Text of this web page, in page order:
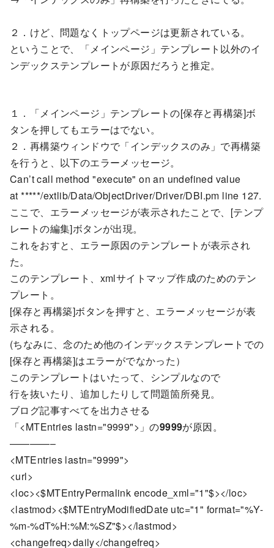
２．けど、問題なくトップページは更新されている。
ということで、「メインページ」テンプレート以外のイ
ンデックステンプレートが原因だろうと推定。
１．「メインページ」テンプレートの[保存と再構築]ボ
タンを押してもエラーはでない。
２．再構築ウィンドウで「インデックスのみ」で再構築
を行うと、以下のエラーメッセージ。
Can’t call method "execute" on an undefined value
at *****/extlib/Data/ObjectDriver/Driver/DBI.pm line 127.
ここで、エラーメッセージが表示されたことで、[テンプ
レートの編集]ボタンが出現。
これをおすと、エラー原因のテンプレートが表示され
た。
このテンプレート、xmlサイトマップ作成のためのテン
プレート。
[保存と再構築]ボタンを押すと、エラーメッセージが表
示される。
(ちなみに、念のため他のインデックステンプレートでの
[保存と再構築]はエラーがでなかった）
このテンプレートはいたって、シンプルなので
行を抜いたり、追加したりして問題箇所発見。
ブログ記事すべてを出力させる
「<MTEntries lastn="9999">」の9999が原因。
————–
<MTEntries lastn="9999">
<url>
<loc><$MTEntryPermalink encode_xml="1"$></loc>
<lastmod><$MTEntryModifiedDate utc="1" format="%Y-
%m-%dT%H:%M:%SZ"$></lastmod>
<changefreq>daily</changefreq>